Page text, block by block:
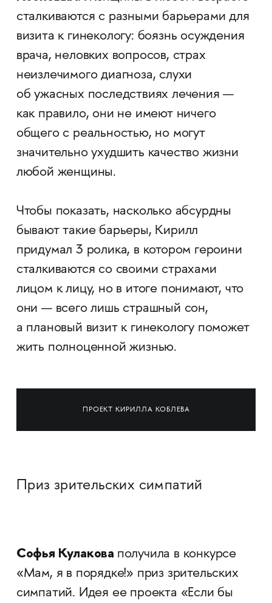
сталкиваются с разными барьерами для
визита к гинекологу: боязнь осуждения
врача, неловких вопросов, страх
неизлечимого диагноза, слухи
об ужасных последствиях лечения —
как правило, они не имеют ничего
общего с реальностью, но могут
значительно ухудшить качество жизни
любой женщины.
Чтобы показать, насколько абсурдны
бывают такие барьеры, Кирилл
придумал 3 ролика, в котором героини
сталкиваются со своими страхами
лицом к лицу, но в итоге понимают, что
они — всего лишь страшный сон,
а плановый визит к гинекологу поможет
жить полноценной жизнью.
ПРОЕКТ КИРИЛЛА КОБЛЕВА
Приз зрительских симпатий
Софья Кулакова получила в конкурсе
«Мам, я в порядке!» приз зрительских
симпатий. Идея ее проекта «Если бы